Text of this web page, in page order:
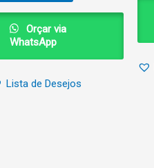
Orçar via
WhatsApp
Lista de Desejos